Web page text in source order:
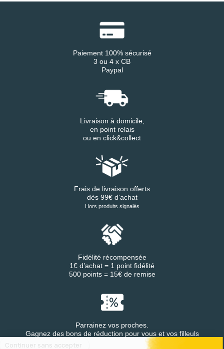
Continuer sans accepter
Paiement 100% sécurisé
3 ou 4 x CB
Paypal
Livraison à domicile,
en point relais
ou en click&collect
Frais de livraison offerts
dès 99€ d’achat
Hors produits signalés
Fidélité récompensée
1€ d’achat = 1 point fidélité
500 points = 15€ de remise
Parrainez vos proches.
Gagnez des bons de réduction pour vous et vos filleuls